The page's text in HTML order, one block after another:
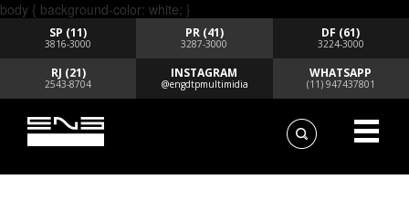
body { background-color: white; }
SP (11)
3816-3000
PR (41)
3287-3000
DF (61)
3224-3000
RJ (21)
2543-8704
INSTAGRAM
@engdtpmultimidia
WHATSAPP
(11) 947437801